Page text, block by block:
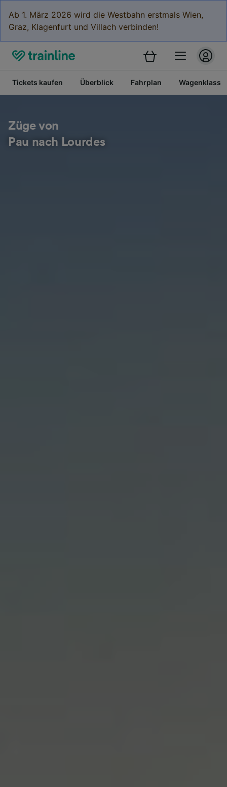
Ab 1. März 2026 wird die Westbahn erstmals Wien,
Graz, Klagenfurt und Villach verbinden!
Tickets kaufen Überblick Fahrplan
Züge von
Pau nach Lourdes